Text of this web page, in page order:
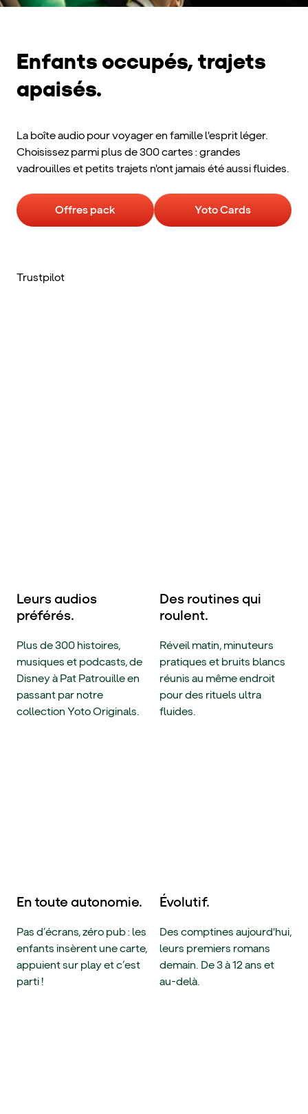
Enfants occupés, trajets
apaisés.
La boîte audio pour voyager en famille l'esprit léger.
Choisissez parmi plus de 300 cartes : grandes
vadrouilles et petits trajets n'ont jamais été aussi fluides.
Offres pack Yoto Cards
Trustpilot
Leurs audios
préférés.
Plus de 300 histoires,
musiques et podcasts, de
Disney à Pat Patrouille en
passant par notre
collection Yoto Originals.
Des routines qui
roulent.
Réveil matin, minuteurs
pratiques et bruits blancs
réunis au même endroit
pour des rituels ultra
fluides.
En toute autonomie.
Pas d’écrans, zéro pub : les
enfants insèrent une carte,
appuient sur play et c’est
parti !
Évolutif.
Des comptines aujourd'hui,
leurs premiers romans
demain. De 3 à 12 ans et
au-delà.